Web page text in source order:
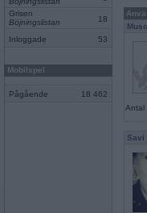
Grisen
Böjningslistan
18
Inloggade 53
Mobilspel
Pågående 18 462
Antal
Savi